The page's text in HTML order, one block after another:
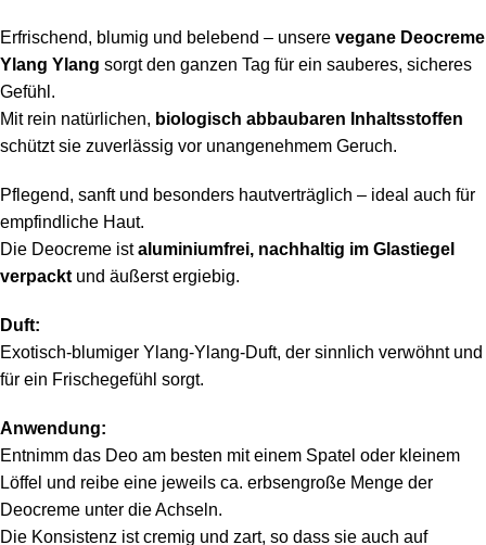
Erfrischend, blumig und belebend – unsere vegane Deocreme
Ylang Ylang sorgt den ganzen Tag für ein sauberes, sicheres
Gefühl.
Mit rein natürlichen, biologisch abbaubaren Inhaltsstoffen
schützt sie zuverlässig vor unangenehmem Geruch.
Pflegend, sanft und besonders hautverträglich – ideal auch für
empfindliche Haut.
Die Deocreme istaluminiumfrei, nachhaltig im Glastiegel
verpackt und äußerst ergiebig.
Duft:
Exotisch-blumiger Ylang-Ylang-Duft, der sinnlich verwöhnt und
für ein Frischegefühl sorgt.
Anwendung:
Entnimm das Deo am besten mit einem Spatel oder kleinem
Löffel und reibe eine jeweils ca. erbsengroße Menge der
Deocreme unter die Achseln.
Die Konsistenz ist cremig und zart, so dass sie auch auf